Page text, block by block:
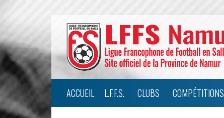
ACCUEIL L.F.F.S. CLUBS COMPÉTITIONS